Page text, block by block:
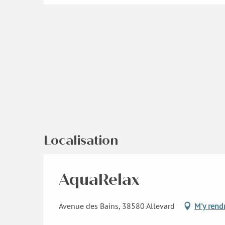
Localisation
AquaRelax
Avenue des Bains, 38580 Allevard M'y